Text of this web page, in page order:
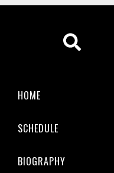
HOME
SCHEDULE
BIOGRAPHY